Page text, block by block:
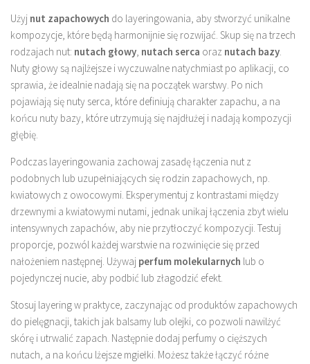
Użyj nut zapachowych do layeringowania, aby stworzyć unikalne
kompozycje, które będą harmonijnie się rozwijać. Skup się na trzech
rodzajach nut: nutach głowy, nutach serca oraz nutach bazy.
Nuty głowy są najlżejsze i wyczuwalne natychmiast po aplikacji, co
sprawia, że idealnie nadają się na początek warstwy. Po nich
pojawiają się nuty serca, które definiują charakter zapachu, a na
końcu nuty bazy, które utrzymują się najdłużej i nadają kompozycji
głębię.
Podczas layeringowania zachowaj zasadę łączenia nut z
podobnych lub uzupełniających się rodzin zapachowych, np.
kwiatowych z owocowymi. Eksperymentuj z kontrastami między
drzewnymi a kwiatowymi nutami, jednak unikaj łączenia zbyt wielu
intensywnych zapachów, aby nie przytłoczyć kompozycji. Testuj
proporcje, pozwól każdej warstwie na rozwinięcie się przed
nałożeniem następnej. Używaj perfum molekularnych lub o
pojedynczej nucie, aby podbić lub złagodzić efekt.
Stosuj layering w praktyce, zaczynając od produktów zapachowych
do pielęgnacji, takich jak balsamy lub olejki, co pozwoli nawilżyć
skórę i utrwalić zapach. Następnie dodaj perfumy o cięższych
nutach, a na końcu lżejsze mgiełki. Możesz także łączyć różne